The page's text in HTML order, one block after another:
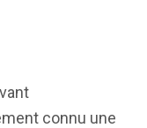
connu une